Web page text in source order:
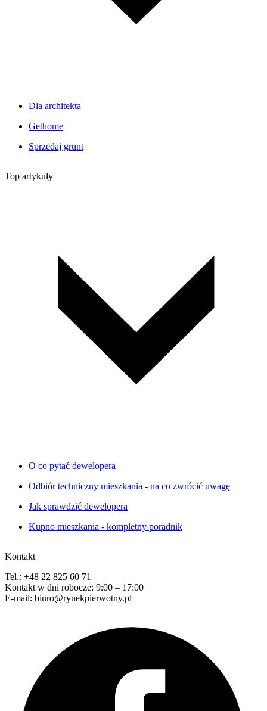
Dla architekta
Gethome
Sprzedaj grunt
Top artykuły
O co pytać dewelopera
Odbiór techniczny mieszkania - na co zwrócić uwagę
Jak sprawdzić dewelopera
Kupno mieszkania - kompletny poradnik
Kontakt
Tel.: +48 22 825 60 71
Kontakt w dni robocze: 9:00 – 17:00
E-mail: biuro@rynekpierwotny.pl